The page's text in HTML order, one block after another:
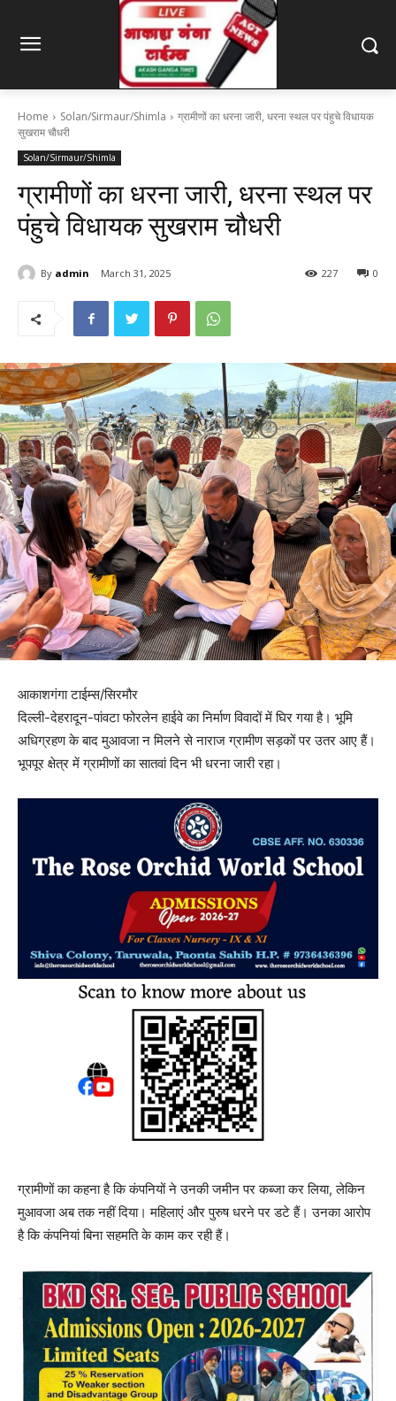
Home Solan/Sirmaur/Shimla
ग्रामीणों का धरना जारी, धरना स्थल पर पंहुचे विधायक
सुखराम चौधरी
Solan/Sirmaur/Shimla
ग्रामीणों का धरना जारी, धरना स्थल पर
पंहुचे विधायक सुखराम चौधरी
By admin March 31, 2025 0
227
आकाशगंगा टाईम्स/सिरमौर
दिल्ली-देहरादून-पांवटा फोरलेन हाईवे का निर्माण विवादों में घिर गया है। भूमि
अधिग्रहण के बाद मुआवजा न मिलने से नाराज ग्रामीण सड़कों पर उतर आए हैं।
भूपपूर क्षेत्र में ग्रामीणों का सातवां दिन भी धरना जारी रहा।
ग्रामीणों का कहना है कि कंपनियों ने उनकी जमीन पर कब्जा कर लिया, लेकिन
मुआवजा अब तक नहीं दिया। महिलाएं और पुरुष धरने पर डटे हैं। उनका आरोप
है कि कंपनियां बिना सहमति के काम कर रही हैं।